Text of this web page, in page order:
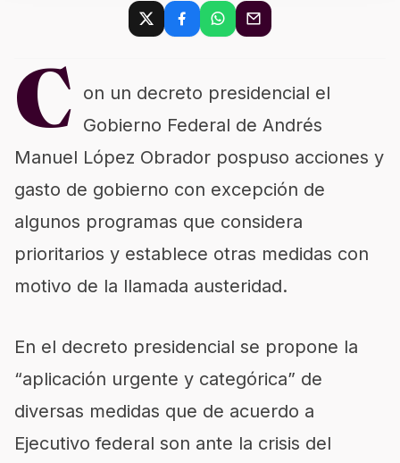
C on un decreto presidencial el
Gobierno Federal de Andrés
Manuel López Obrador pospuso acciones y
gasto de gobierno con excepción de
algunos programas que considera
prioritarios y establece otras medidas con
motivo de la llamada austeridad.
En el decreto presidencial se propone la
“aplicación urgente y categórica” de
diversas medidas que de acuerdo a
Ejecutivo federal son ante la crisis del